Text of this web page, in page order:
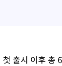
출시 이후 총